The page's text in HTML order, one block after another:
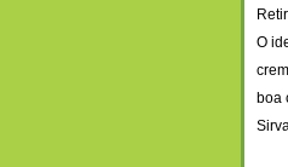
O
boa